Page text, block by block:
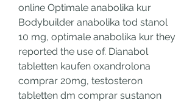
online Optimale anabolika kur
Bodybuilder anabolika tod stanol
10 mg, optimale anabolika kur they
reported the use of. Dianabol
tabletten kaufen oxandrolona
comprar 20mg, testosteron
tabletten dm comprar sustanon